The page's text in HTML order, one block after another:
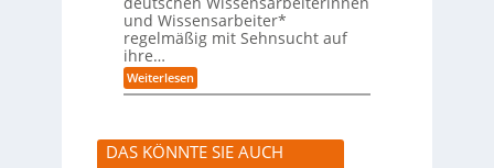
e
n
t
e
n
ä
n
d
r
n
n
t
e
n
a
l
s
s
t
und Wissensarbeiter*
regelmäßig mit Sehnsucht auf
ihre…
Weiterlesen:
W
u
m
DAS KÖNNTE SIE AUCH